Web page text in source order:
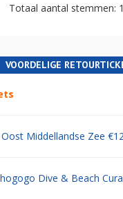
Totaal aantal stemmen:
VOORDELIGE
Oost Middellandse Zee
Dive & Beach